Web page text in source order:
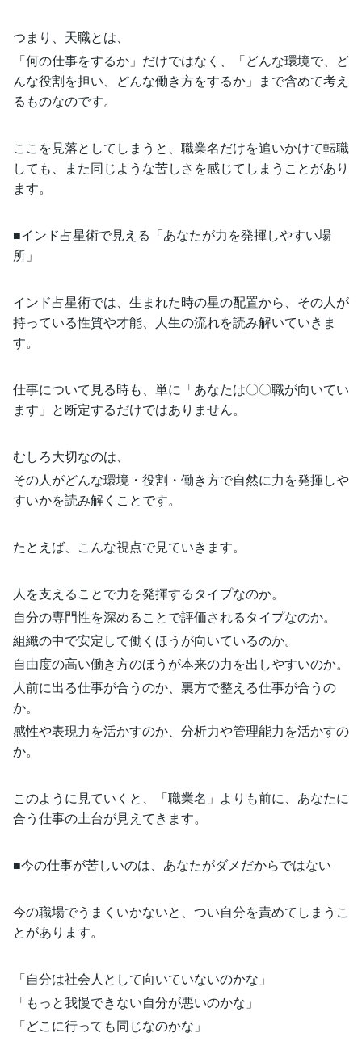
つまり、天職とは、
「何の仕事をするか」だけではなく、「どんな環境で、ど
んな役割を担い、どんな働き方をするか」まで含めて考え
るものなのです。
ここを見落としてしまうと、職業名だけを追いかけて転職
しても、また同じような苦しさを感じてしまうことがあり
ます。
■インド占星術で見える「あなたが力を発揮しやすい場
所」
インド占星術では、生まれた時の星の配置から、その人が
持っている性質や才能、人生の流れを読み解いていきま
す。
仕事について見る時も、単に「あなたは〇〇職が向いてい
ます」と断定するだけではありません。
むしろ大切なのは、
その人がどんな環境・役割・働き方で自然に力を発揮しや
すいかを読み解くことです。
たとえば、こんな視点で見ていきます。
人を支えることで力を発揮するタイプなのか。
自分の専門性を深めることで評価されるタイプなのか。
組織の中で安定して働くほうが向いているのか。
自由度の高い働き方のほうが本来の力を出しやすいのか。
人前に出る仕事が合うのか、裏方で整える仕事が合うの
か。
感性や表現力を活かすのか、分析力や管理能力を活かすの
か。
このように見ていくと、「職業名」よりも前に、あなたに
合う仕事の土台が見えてきます。
■今の仕事が苦しいのは、あなたがダメだからではない
今の職場でうまくいかないと、つい自分を責めてしまうこ
とがあります。
「自分は社会人として向いていないのかな」
「もっと我慢できない自分が悪いのかな」
「どこに行っても同じなのかな」